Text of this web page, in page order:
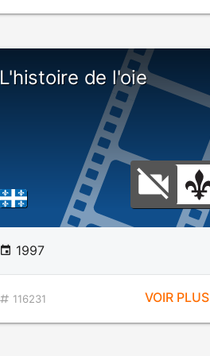
L'histoire de l'oie
1997
116231 VOIR PLUS